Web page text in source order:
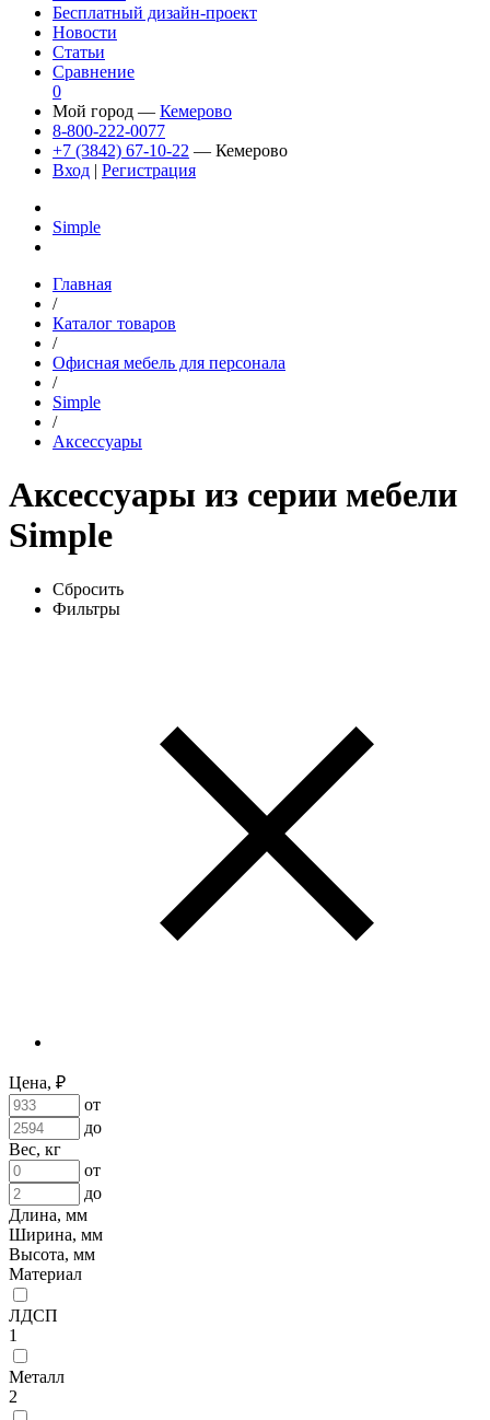
Бесплатный дизайн-проект
Новости
Статьи
Сравнение
0
Мой город — Кемерово
8-800-222-0077
+7 (3842) 67-10-22 — Кемерово
Вход | Регистрация
Simple
Главная
/
Каталог товаров
/
Офисная мебель для персонала
/
Simple
/
Аксессуары
Аксессуары из серии мебели
Simple
Сбросить
Фильтры
Цена, ₽
от
до
Вес, кг
от
до
Длина, мм
Ширина, мм
Высота, мм
Материал
ЛДСП
1
Металл
2